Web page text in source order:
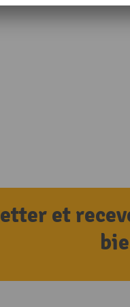
et